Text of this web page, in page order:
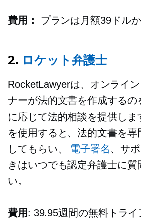
費用： プランは月額39ドル
2. ロケット弁護士
RocketLawyerは、オンライ
ナーが法的文書を作成するの
に応じて法的相談を提供し
を使用すると、法的文書を専
してもらい、 電子署名 、サ
きはいつでも認定弁護士に質
い。
費用: 39.95週間の無料トラ